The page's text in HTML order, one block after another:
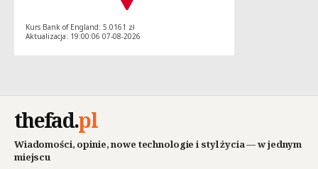
Kurs Bank of England: 5.0161 zł
Aktualizacja: 19:00:06 07-08-2026
thefad.pl
Wiadomości, opinie, nowe technologie i styl życia — w jednym
miejscu